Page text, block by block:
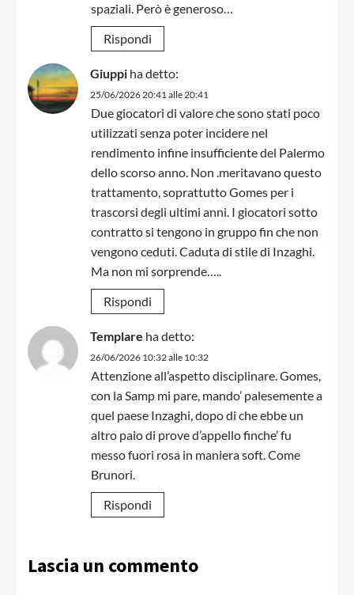
spaziali. Però è generoso…
Rispondi
Giuppi ha detto:
25/06/2026 20:41 alle 20:41
Due giocatori di valore che sono stati poco
utilizzati senza poter incidere nel
rendimento infine insufficiente del Palermo
dello scorso anno. Non .meritavano questo
trattamento, soprattutto Gomes per i
trascorsi degli ultimi anni. I giocatori sotto
contratto si tengono in gruppo fin che non
vengono ceduti. Caduta di stile di Inzaghi.
Ma non mi sorprende…..
Rispondi
Templare ha detto:
26/06/2026 10:32 alle 10:32
Attenzione all’aspetto disciplinare. Gomes,
con la Samp mi pare, mando’ palesemente a
quel paese Inzaghi, dopo di che ebbe un
altro paio di prove d’appello finche’ fu
messo fuori rosa in maniera soft. Come
Brunori.
Rispondi
Lascia un commento